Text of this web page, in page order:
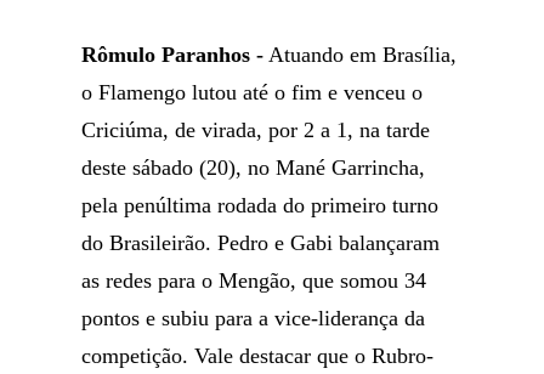
Rômulo Paranhos - Atuando em Brasília,
o Flamengo lutou até o fim e venceu o
Criciúma, de virada, por 2 a 1, na tarde
deste sábado (20), no Mané Garrincha,
pela penúltima rodada do primeiro turno
do Brasileirão. Pedro e Gabi balançaram
as redes para o Mengão, que somou 34
pontos e subiu para a vice-liderança da
competição. Vale destacar que o Rubro-